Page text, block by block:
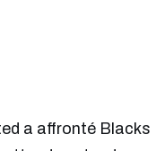
a affronté Blacks